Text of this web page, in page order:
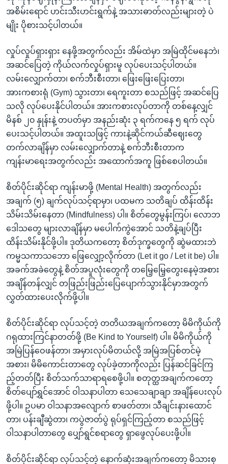
အစိမ်းရောင် ဟင်းသီးဟင်းရွက်နဲ့ အသားဓာတ်လည်းများတဲ့ ပဲ
မျိုး ပိုစားသင့်ပါတယ်။
လှုပ်လှုပ်ရှားရှား နေဖို့အတွက်လည်း အိမ်ထဲမှာ အမြဲထိုင်မနေဘဲ၊
အဆင်ပြေတဲ့ ကိုယ်လက်လှုပ်ရှားမူ လုပ်ပေးသင့်ပါတယ်။
လမ်းလျှောက်တာ၊ စက်ဘီးစီးတာ၊ ဖြေးဖြေးပြေးတာ၊
အားကစားရုံ (Gym) သွားတာ၊ ရေကူးတာ စသည်ဖြင့် အဆင်ပြေ
သလို လုပ်ပေးနိုင်ပါတယ်။ အားကစားလုပ်တာကို တစ်နေ့လျှင်
မိနစ် ၂၀ နှုန်းနဲ့ တပတ်မှာ အနည်းဆုံး ၃ ရက်ကနေ ၅ ရက် လုပ်
ပေးသင့်ပါတယ်။ အထူးသဖြင့် ကားနဲ့ဆိုင်ကယ်ဆီဈေးတွေ
တက်လာချိန်မှာ လမ်းလျှောက်တာနဲ့ စက်ဘီးစီးတာက
ကျန်းမာရေးအတွက်လည်း အထောက်အကူ ဖြစ်စေပါတယ်။
စိတ်ပိုင်းဆိုင်ရာ ကျန်းမာဖို့ (Mental Health) အတွက်လည်း
အချက် (၅) ချက်လုပ်သင့်ရာမှာ၊ ပထမက သတိချပ် ထိန်းထိန်း
သိမ်းသိမ်းနေတာ (Mindfulness) ပါ။ စိတ်တွေမွန်းကြပ်၊ လောဘ
ဒေါသတွေ များလာချိန်မှာ မပေါက်ကွဲအောင် သတိနဲ့ချပ်ပြီး
ထိန်းသိမ်းနိုင်ဖို့ပါ။ ဒုတိယကတော့ စိတ်ဒုက္ခတွေကို ဆွဲမထားဘဲ
ကမ္မသကာသဘော ဖြေလျှော့လိုက်တာ (Let it go / Let it be) ပါ။
အခက်အခဲတွေနဲ့ စိတ်အပူလုံးတွေကို တမြေ့မြေ့တွေးနေမဲ့အစား
အချိန်တန်လျှင် တဖြည်းဖြည်းပြေပျောက်သွားနိုင်မှာအတွက်
လွှတ်ထားပေးလိုက်ဖို့ပါ။
စိတ်ပိုင်းဆိုင်ရာ လုပ်သင့်တဲ့ တတိယအချက်ကတော့ မိမိကိုယ်ကို
ဂရုထားကြင်နာတတ်ဖို့ (Be Kind to Yourself) ပါ။ မိမိကိုယ်ကို
အမြဲပြန်ဝေဖန်တာ၊ အမှားလုပ်မိတယ်လို့ အမြဲအပြစ်တင်မဲ့
အစား၊ မိမိကောင်းတာတွေ လုပ်ခဲ့တာကိုလည်း ပြန်ဆင်ခြင်ကြ
ည့်တတ်ပြီး စိတ်သက်သာရာရစေဖို့ပါ။ စတုတ္ထအချက်ကတော့
စိတ်ပျော်ရွှင်အောင် ဝါသနာပါတာ သေသေချာချာ အချိန်ပေးလုပ်
ဖို့ပါ။ ဥပမာ ဝါသနာအလျောက် စာဖတ်တာ၊ သီချင်းနားထောင်
တာ၊ ပန်းချီဆွဲတာ၊ ကပွဲဇာတ်ပွဲ ရုပ်ရှင်ကြည့်တာ စသည်ဖြင့်
ဝါသနာပါတာတွေ ပျှော်ရွင်စရာတွေ ရှာဖွေလုပ်ပေးဖို့ပါ။
စိတ်ပိုင်းဆိုင်ရာ လုပ်သင့်တဲ့ နောက်ဆုံးအချက်ကတော့ မိသားစု